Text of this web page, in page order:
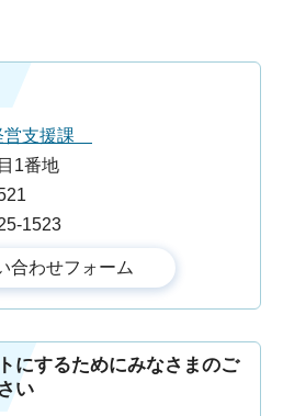
営支援課
1番地
1523
にするためにみなさまのご
い